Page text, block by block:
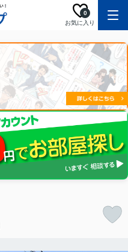
お気に入り
0